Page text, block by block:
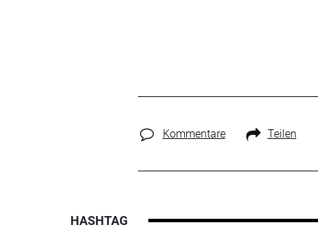
Kommentare Teilen
HASHTAG